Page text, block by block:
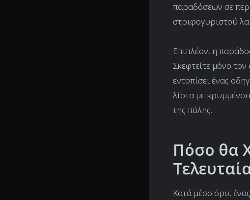
παραδόσεων σε
στριφογυριστού
Επιπλέον, η
Σκεφτείτε μόνο
εντοπίσει ένας
λίστα με
της πόλης.
Πόσο θα
Κατά μέσο όρο,